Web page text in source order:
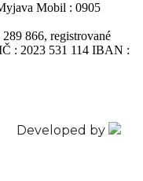
Mobil : 0905
866, registrované
: 2023 531 114 IBAN :
Developed by